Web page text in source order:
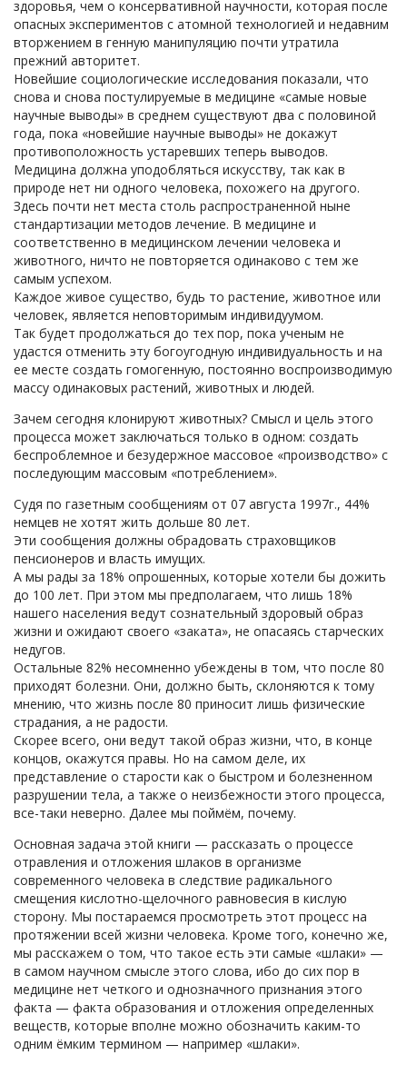
здоровья, чем о консервативной научности, которая после
опасных экспериментов с атомной технологией и недавним
вторжением в генную манипуляцию почти утратила
прежний авторитет.
Новейшие социологические исследования показали, что
снова и снова постулируемые в медицине «самые новые
научные выводы» в среднем существуют два с половиной
года, пока «новейшие научные выводы» не докажут
противоположность устаревших теперь выводов.
Медицина должна уподобляться искусству, так как в
природе нет ни одного человека, похожего на другого.
Здесь почти нет места столь распространенной ныне
стандартизации методов лечение. В медицине и
соответственно в медицинском лечении человека и
животного, ничто не повторяется одинаково с тем же
самым успехом.
Каждое живое существо, будь то растение, животное или
человек, является неповторимым индивидуумом.
Так будет продолжаться до тех пор, пока ученым не
удастся отменить эту богоугодную индивидуальность и на
ее месте создать гомогенную, постоянно воспроизводимую
массу одинаковых растений, животных и людей.
Зачем сегодня клонируют животных? Смысл и цель этого
процесса может заключаться только в одном: создать
беспроблемное и безудержное массовое «производство» с
последующим массовым «потреблением».
Судя по газетным сообщениям от 07 августа 1997г., 44%
немцев не хотят жить дольше 80 лет.
Эти сообщения должны обрадовать страховщиков
пенсионеров и власть имущих.
А мы рады за 18% опрошенных, которые хотели бы дожить
до 100 лет. При этом мы предполагаем, что лишь 18%
нашего населения ведут сознательный здоровый образ
жизни и ожидают своего «заката», не опасаясь старческих
недугов.
Остальные 82% несомненно убеждены в том, что после 80
приходят болезни. Они, должно быть, склоняются к тому
мнению, что жизнь после 80 приносит лишь физические
страдания, а не радости.
Скорее всего, они ведут такой образ жизни, что, в конце
концов, окажутся правы. Но на самом деле, их
представление о старости как о быстром и болезненном
разрушении тела, а также о неизбежности этого процесса,
все-таки неверно. Далее мы поймём, почему.
Основная задача этой книги — рассказать о процессе
отравления и отложения шлаков в организме
современного человека в следствие радикального
смещения кислотно-щелочного равновесия в кислую
сторону. Мы постараемся просмотреть этот процесс на
протяжении всей жизни человека. Кроме того, конечно же,
мы расскажем о том, что такое есть эти самые «шлаки» —
в самом научном смысле этого слова, ибо до сих пор в
медицине нет четкого и однозначного признания этого
факта — факта образования и отложения определенных
веществ, которые вполне можно обозначить каким-то
одним ёмким термином — например «шлаки».